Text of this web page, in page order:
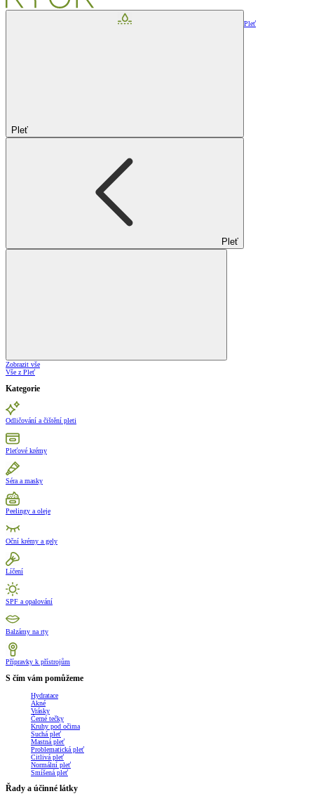
Pleť
Pleť
Pleť
Zobrazit vše
Vše z Pleť
Kategorie
Odličování a čištění pleti
Pleťové krémy
Séra a masky
Peelingy a oleje
Oční krémy a gely
Líčení
SPF a opalování
Balzámy na rty
Přípravky k přístrojům
S čím vám pomůžeme
Hydratace
Akné
Vrásky
Černé tečky
Kruhy pod očima
Suchá pleť
Mastná pleť
Problematická pleť
Citlivá pleť
Normální pleť
Smíšená pleť
Řady a účinné látky